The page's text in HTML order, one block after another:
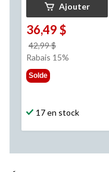
Ajouter
36,49 $
42,99 $
était
Rabais 15%
Solde
17 en stock